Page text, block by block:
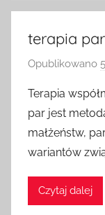
terapia
Opublikowano
Terapia
par jest
małżeństw,
wariantów
Czytaj dalej